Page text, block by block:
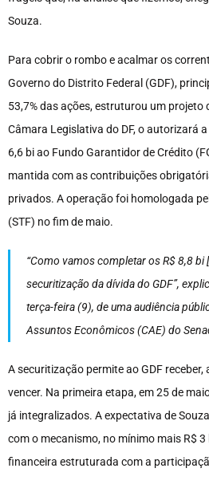
Souza.
Para cobrir o rombo e acalmar os
Governo do Distrito Federal (GDF),
53,7% das ações, estruturou um projeto
Câmara Legislativa do DF, o autorizará
6,6 bi ao Fundo Garantidor de Crédito
mantida com as contribuições
privados. A operação foi homologada
(STF) no fim de maio.
“Como vamos completar os R$ 8,8
securitização da dívida do GDF”,
terça-feira (9), de uma audiência
Assuntos Econômicos (CAE) do
A securitização permite ao GDF
vencer. Na primeira etapa, em 25 de
já integralizados. A expectativa de
com o mecanismo, no mínimo mais R$
financeira estruturada com a